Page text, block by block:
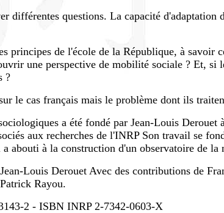
différentes questions. La capacité
principes de l'école de la République, à
une perspective de mobilité sociale ? Et, si
?
le cas français mais le problème dont ils
a été fondé par Jean-Louis
aux recherches de l'INRP Son travail se
abouti à la construction d'un observatoire de
Louis Derouet Avec des contributions de
Rayou.
2 - ISBN INRP 2-7342-0603-X